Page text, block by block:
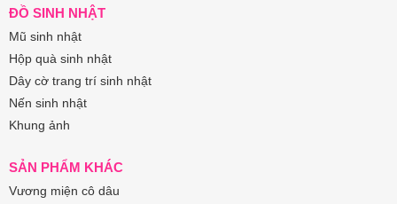
ĐỒ SINH NHẬT
Mũ sinh nhật
Hộp quà sinh nhật
Dây cờ trang trí sinh nhật
Nến sinh nhật
Khung ảnh
SẢN PHẨM KHÁC
Vương miện cô dâu